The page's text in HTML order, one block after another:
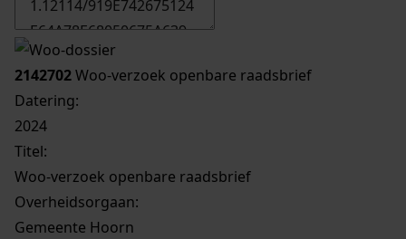
2142702Woo-verzoek openbare raadsbrief
Datering:
2024
Titel:
Woo-verzoek openbare raadsbrief
Overheidsorgaan:
Gemeente Hoorn